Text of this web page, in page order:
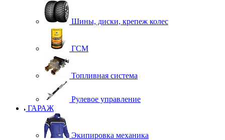
Шины, диски, крепеж колес
ГСМ
Топливная система
Рулевое управление
ГАРАЖ
Экипировка механика